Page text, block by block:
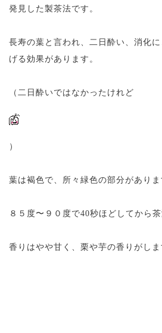
発見した製茶法です。
長寿の葉と言われ、二日酔い、消化
げる効果があります。
（二日酔いではなかったけれど
）
葉は褐色で、所々緑色の部分がありま
８５度〜９０度で40秒ほどしてから茶
香りはやや甘く、栗や芋の香りがしま